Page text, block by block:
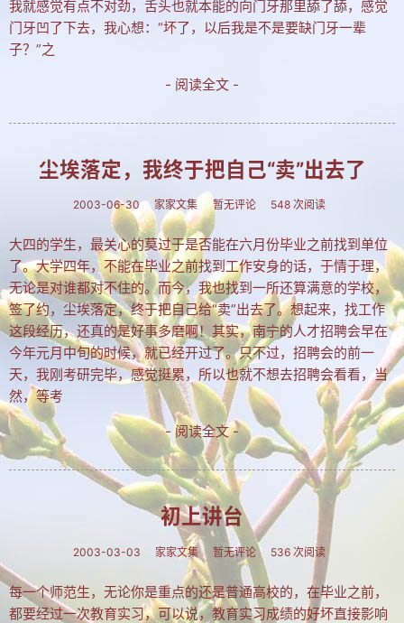
自然风光
养生保健
MTV歌曲
其他
关于拐翁
归档
链接
留言
返回旧版
历史留言
留言本
Yaner's blog
我就感觉有点不对劲，舌头也就本能的向门牙那里舔了舔，感觉
门牙凹了下去，我心想：“坏了，以后我是不是要缺门牙一辈
子？”之
- 阅读全文 -
尘埃落定，我终于把自己“卖”出去了
2003-06-30 家家文集 暂无评论 548 次阅读
大四的学生，最关心的莫过于是否能在六月份毕业之前找到单位
了。大学四年，不能在毕业之前找到工作安身的话，于情于理，
无论是对谁都对不住的。而今，我也找到一所还算满意的学校，
签了约，尘埃落定，终于把自己给“卖”出去了。想起来，找工作
这段经历，还真的是好事多磨啊！其实，南宁的人才招聘会早在
今年元月中旬的时候，就已经开过了。只不过，招聘会的前一
天，我刚考研完毕，感觉挺累，所以也就不想去招聘会看看，当
然，等考
- 阅读全文 -
初上讲台
2003-03-03 家家文集 暂无评论 536 次阅读
每一个师范生，无论你是重点的还是普通高校的，在毕业之前，
都要经过一次教育实习，可以说，教育实习成绩的好坏直接影响